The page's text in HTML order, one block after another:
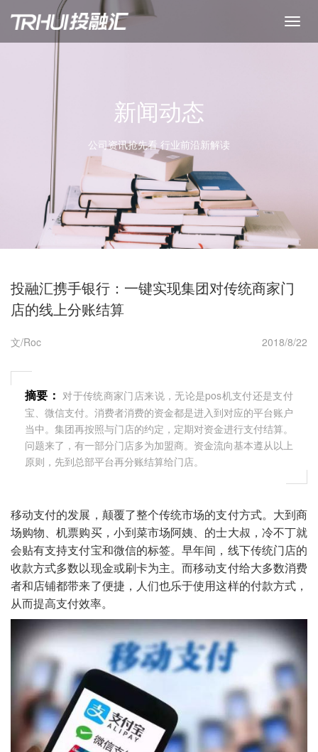
新闻动态
公司资讯抢先看 行业前沿新解读
投融汇携手银行：一键实现集团对传统商家门
店的线上分账结算
文/Roc 2018/8/22
摘要：对于传统商家门店来说，无论是pos机支付还是支付
宝、微信支付。消费者消费的资金都是进入到对应的平台账户
当中。集团再按照与门店的约定，定期对资金进行支付结算。
问题来了，有一部分门店多为加盟商。资金流向基本遵从以上
原则，先到总部平台再分账结算给门店。
移动支付的发展，颠覆了整个传统市场的支付方式。大到商
场购物、机票购买，小到菜市场阿姨、的士大叔，冷不丁就
会贴有支持支付宝和微信的标签。早年间，线下传统门店的
收款方式多数以现金或刷卡为主。而移动支付给大多数消费
者和店铺都带来了便捷，人们也乐于使用这样的付款方式，
从而提高支付效率。